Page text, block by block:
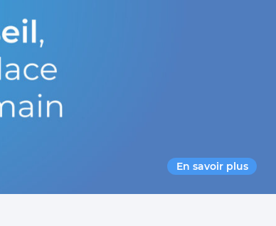
En savoir plus